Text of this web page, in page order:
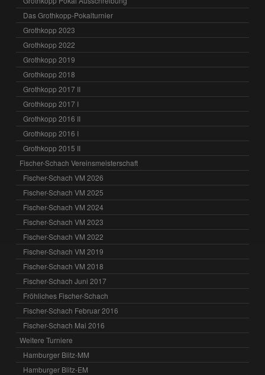
Das Grothkopp-Pokalturnier
Grothkopp 2023
Grothkopp 2022
Grothkopp 2019
Grothkopp 2018
Grothkopp 2017 II
Grothkopp 2017 I
Grothkopp 2016 II
Grothkopp 2016 I
Grothkopp 2015 II
Fischer-Schach Vereinsmeisterschaft
Fischer-Schach VM 2026
Fischer-Schach VM 2025
Fischer-Schach VM 2024
Fischer-Schach VM 2023
Fischer-Schach VM 2022
Fischer-Schach VM 2019
Fischer-Schach VM 2018
Fischer-Schach Juni 2017
Fröhliches Fischer-Schach
Fischer-Schach Februar 2016
Fischer-Schach Mai 2016
Weitere Turniere
Hamburger Blitz-MM
Hamburger Blitz-EM